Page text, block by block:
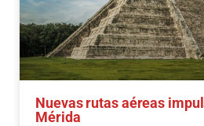
Nuevas rutas aéreas
Mérida